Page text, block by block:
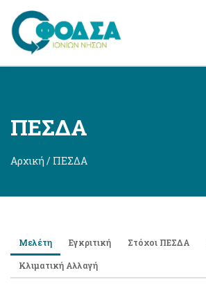
ΠΕΣΔΑ
Αρχική / ΠΕΣΔΑ
Μελέτη Εγκριτική Στόχοι ΠΕΣΔΑ
Κλιματική Αλλαγή